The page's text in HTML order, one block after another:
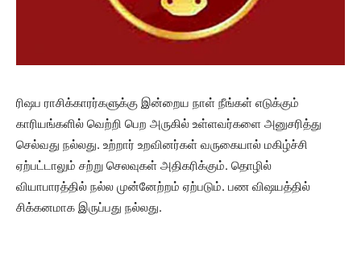
ரிஷப ராசிக்காரர்களுக்கு இன்றைய நாள் நீங்கள் எடுக்கும்
காரியங்களில் வெற்றி பெற அருகில் உள்ளவர்களை அனுசரித்து
செல்வது நல்லது. உற்றார் உறவினர்கள் வருகையால் மகிழ்ச்சி
ஏற்பட்டாலும் சற்று செலவுகள் அதிகரிக்கும். தொழில்
வியாபாரத்தில் நல்ல முன்னேற்றம் ஏற்படும். பண விஷயத்தில்
சிக்கனமாக இருப்பது நல்லது.